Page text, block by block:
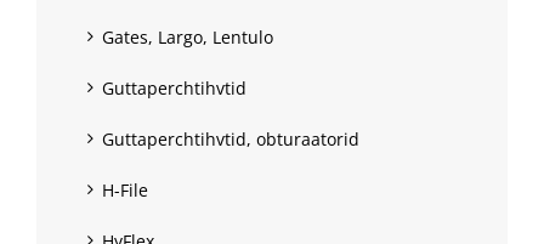
Gates, Largo, Lentulo
Guttaperchtihvtid
Guttaperchtihvtid, obturaatorid
H-File